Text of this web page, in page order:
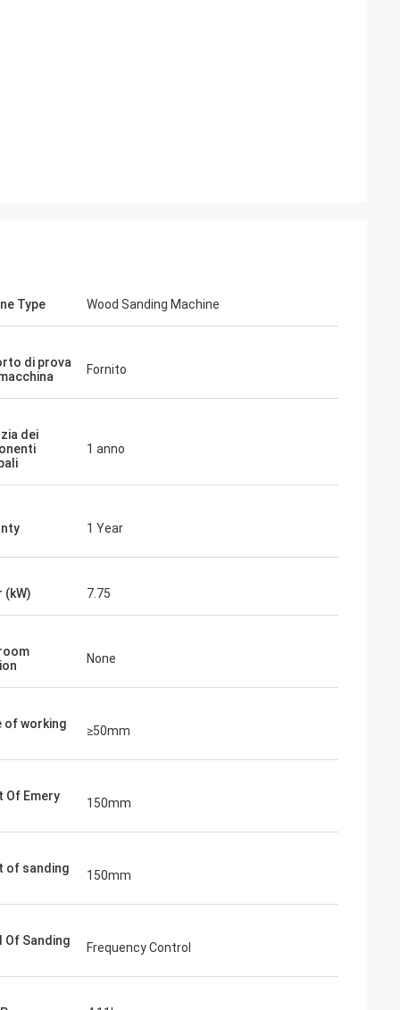
Type Wood Sanding Machine
di prova
Fornito
dei
1 anno
1 Year
(kW) 7.75
None
of working
≥50mm
Of Emery
150mm
of sanding
150mm
Of Sanding
Frequency Control